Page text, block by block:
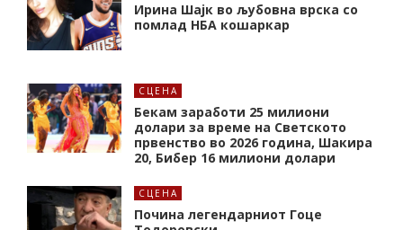
Ирина Шајк во љубовна врска со
помлад НБА кошаркар
СЦЕНА
Бекам заработи 25 милиони
долари за време на Светското
првенство во 2026 година, Шакира
20, Бибер 16 милиони долари
СЦЕНА
Почина легендарниот Гоце